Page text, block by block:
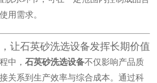
用需求。
让石英砂洗选设备发挥长期价值
中， 石英砂洗选设备不仅影响产品质
关系到生产效率与综合成本。通过科